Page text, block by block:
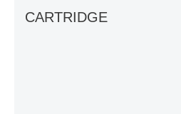
CARTRIDGE